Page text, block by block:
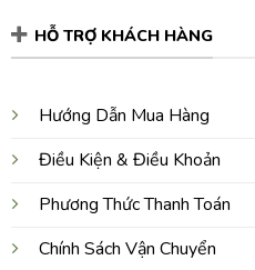
HỖ TRỢ KHÁCH HÀNG
Hướng Dẫn Mua Hàng
Điều Kiện & Điều Khoản
Phương Thức Thanh Toán
Chính Sách Vận Chuyển